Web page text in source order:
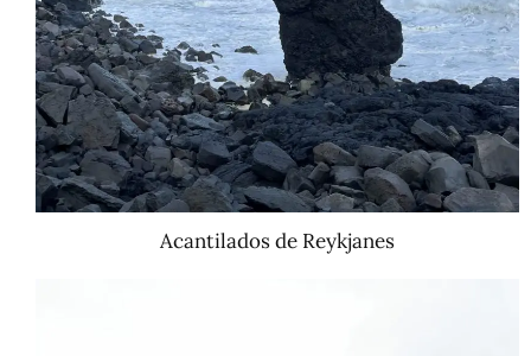
Acantilados de Reykjanes